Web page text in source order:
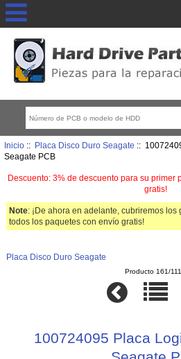
Inicio:: Placa Disco Duro Seagate ::
Seagate PCB
Descuento: 3% de descuento para su primer
gratis!
Note: ¡De ahora en adelante, cubriremos
todos los paquetes con envío gratis!
Placa Disco Duro Seagate
Producto 161/
100724095 Placa